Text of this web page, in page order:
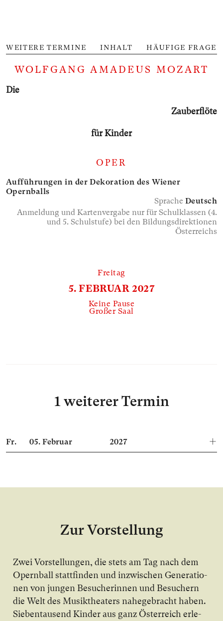
WEITERE TERMINE INHALT HÄUFIGE FRAGEN
WOLFGANG AMADEUS MOZART
Die
Zauber­flöte
für Kinder
OPER
Aufführungen in der Dekoration des Wiener
Opernballs
Sprache Deutsch
Anmeldung und Kartenvergabe nur für Schulklassen (4.
und 5. Schulstufe) bei den Bildungsdirektionen
Österreichs
Freitag
5. FEBRUAR 2027
Keine Pause
Großer Saal
1 weiterer Termin
Fr. 05.Februar 2027
Zur Vorstellung
Zwei Vor­stel­lun­gen, die stets am Tag nach dem
O­pern­ball statt­fin­den und in­zwi­schen Ge­ne­ra­tio­
nen von jun­gen Be­su­che­rin­nen und Be­su­chern
die Welt des Mu­sik­thea­ters na­he­ge­bracht ha­ben.
Sie­ben­tau­send Kin­der aus ganz Ös­ter­reich er­le­